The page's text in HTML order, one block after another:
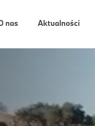
nas Aktualności